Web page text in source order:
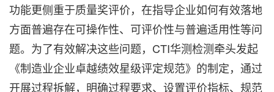
功能更侧重于质量奖评价，在指导企业如何有效落地
方面普遍存在可操作性、可评价性与普遍适用性等问
题。为了有效解决这些问题，CTI华测检测牵头发起
《制造业企业卓越绩效星级评定规范》的制定， 通过
开展过程拆解，明确过程要求、设置评价指标、规范